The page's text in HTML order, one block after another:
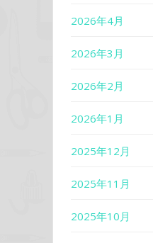
2026年4月
2026年3月
2026年2月
2026年1月
2025年12月
2025年11月
2025年10月